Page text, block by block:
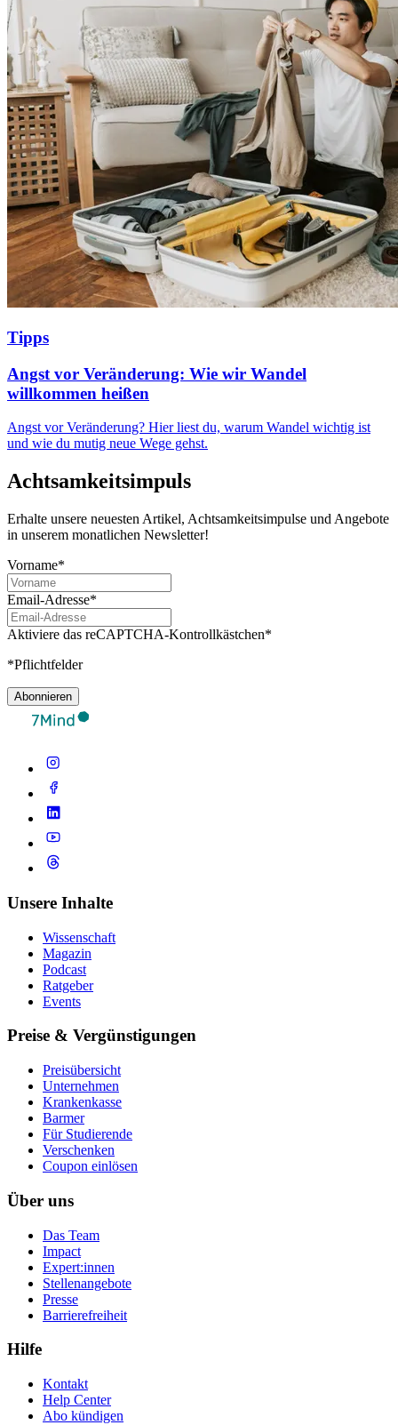
Tipps
Angst vor Veränderung: Wie wir Wandel
willkommen heißen
Angst vor Veränderung? Hier liest du, warum Wandel wichtig ist
und wie du mutig neue Wege gehst.
Achtsamkeitsimpuls
Erhalte unsere neuesten Artikel, Achtsamkeitsimpulse und Angebote
in unserem monatlichen Newsletter!
Vorname*
Email-Adresse*
Aktiviere das reCAPTCHA-Kontrollkästchen*
*Pflichtfelder
Abonnieren
Unsere Inhalte
Wissenschaft
Magazin
Podcast
Ratgeber
Events
Preise & Vergünstigungen
Preisübersicht
Unternehmen
Krankenkasse
Barmer
Für Studierende
Ver­schen­ken
Coupon einlösen
Über uns
Das Team
Impact
Expert:innen
Stellenangebote
Presse
Barrierefreiheit
Hilfe
Kontakt
Help Center
Abo kündigen